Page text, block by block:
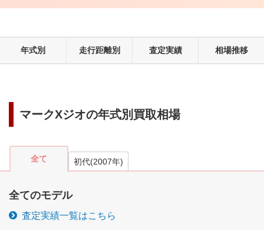
年式別 走行距離別 査定実績 相場推移
マークXジオの年式別買取相場
全て 初代(2007年)
全てのモデル
査定実績一覧はこちら